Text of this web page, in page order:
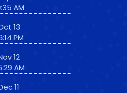
AM
13
PM
12
AM
11